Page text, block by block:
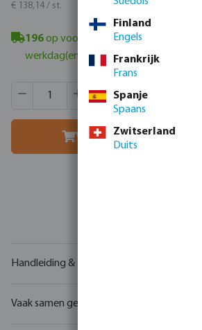
€ 138,14 / st.
196op voorraad in Veghel, NL
werkdag(en)
Producthoeveelheid: Voer de
Verpakt per:
MSQ:
Voeg toe aan
Handleiding & tekeningen
Vaak samen gekocht
Finland
Engels
Frankrijk
Frans
Spanje
Spaans
Zwitserland
Duits